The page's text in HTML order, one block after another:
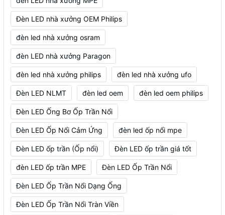
Đèn LED nhà xưởng OEM Philips
đèn led nhà xưởng osram
đèn LED nhà xưởng Paragon
đèn led nhà xưởng philips đèn led nhà xưởng ufo
Đèn LED NLMT đèn led oem đèn led oem philips
Đèn LED Ống Bơ Ốp Trần Nổi
Đèn LED Ốp Nổi Cảm Ứng đèn led ốp nổi mpe
Đèn LED ốp trần (Ốp nổi) Đèn LED ốp trần giá tốt
đèn LED ốp trần MPE Đèn LED Ốp Trần Nổi
Đèn LED Ốp Trần Nổi Dạng Ống
Đèn LED Ốp Trần Nổi Tràn Viền